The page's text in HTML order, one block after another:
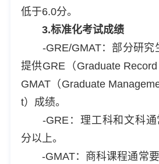
低于6.0分。
3.标准化考试成绩
-GRE/GMAT：部分研究
提供GRE（Graduate
GMAT（Graduate
t）成绩。
-GRE：理工科和文科通
分以上。
-GMAT：商科课程通常要